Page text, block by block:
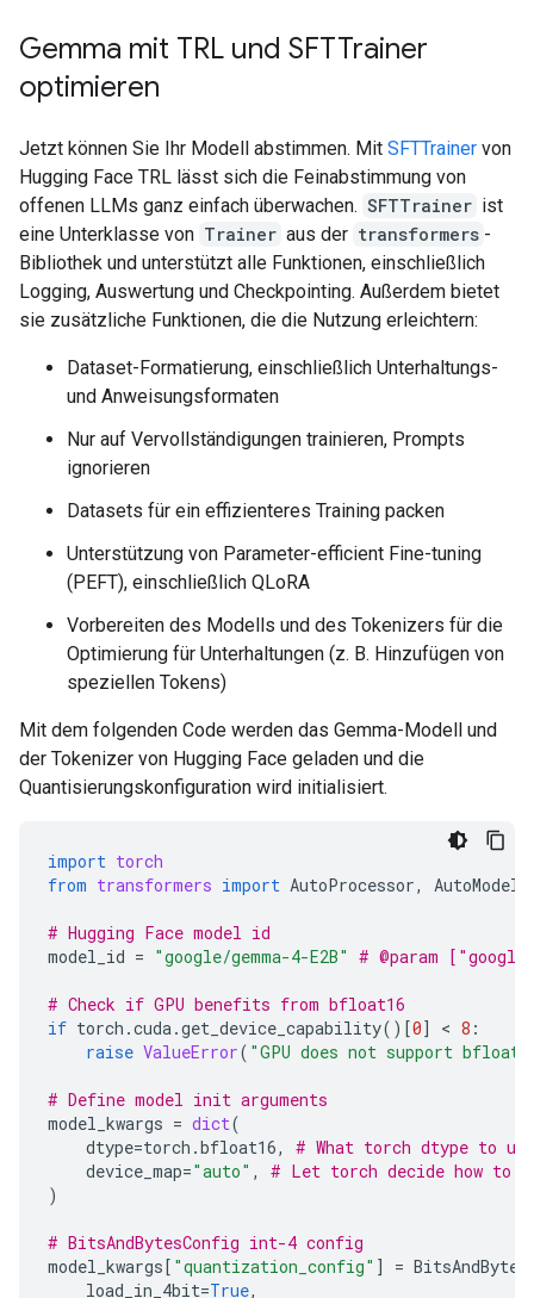
Gemma mit TRL und SFTTrainer
optimieren
Jetzt können Sie Ihr Modell abstimmen. Mit SFTTrainer von
Hugging Face TRL lässt sich die Feinabstimmung von
offenen LLMs ganz einfach überwachen. SFTTrainer ist
eine Unterklasse von Trainer aus der transformers -
Bibliothek und unterstützt alle Funktionen, einschließlich
Logging, Auswertung und Checkpointing. Außerdem bietet
sie zusätzliche Funktionen, die die Nutzung erleichtern:
Dataset-Formatierung, einschließlich Unterhaltungs-
und Anweisungsformaten
Nur auf Vervollständigungen trainieren, Prompts
ignorieren
Datasets für ein effizienteres Training packen
Unterstützung von Parameter-efficient Fine-tuning
(PEFT), einschließlich QLoRA
Vorbereiten des Modells und des Tokenizers für die
Optimierung für Unterhaltungen (z. B. Hinzufügen von
speziellen Tokens)
Mit dem folgenden Code werden das Gemma-Modell und
der Tokenizer von Hugging Face geladen und die
Quantisierungskonfiguration wird initialisiert.
import torch
from transformers import AutoProcessor,
# Hugging Face model id
model_id = "google/gemma-4-E2B" # @param
# Check if GPU benefits from bfloat16
if torch .cuda.get_device_capability()[0] < 8 :
raise ValueError( "GPU does not support
# Define model init arguments
model_kwargs = dict(
dtype=torch .bfloat16,
# What torch dtype to
device_map="auto" ,
# Let torch decide how to
)
# BitsAndBytesConfig int-4 config
model_kwargs[ "quantization_config" ] =
load_in_4bit=True,